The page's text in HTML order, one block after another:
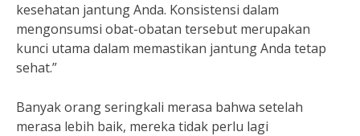
kesehatan jantung Anda. Konsistensi dalam
mengonsumsi obat-obatan tersebut merupakan
kunci utama dalam memastikan jantung Anda tetap
sehat.”
Banyak orang seringkali merasa bahwa setelah
merasa lebih baik, mereka tidak perlu lagi